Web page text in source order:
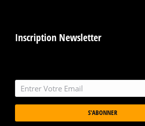
Inscription Newsletter
S'ABONNER